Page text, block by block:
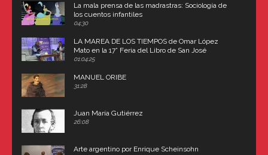
La mala prensa de las madrastras: Sociología de
los cuentos infantiles
04:30
LA MAREA DE LOS TIEMPOS de Omar López
Mato en la 17° Feria del Libro de San José
(Uruguay)
01:04:25
MANUEL ORIBE
31:28
Juan María Gutiérrez
26:08
Arte argentino por Enrique Scheinsohn